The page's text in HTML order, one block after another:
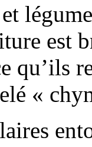
est
qu’ils
«